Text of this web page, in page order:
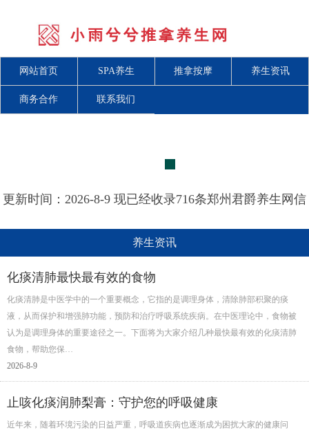
网站首页 SPA养生 推拿按摩 养生资讯
商务合作 联系我们
更新时间：2026-8-9 现已经收录716条郑州君爵养生网信
养生资讯
化痰清肺最快最有效的食物
化痰清肺是中医学中的一个重要概念，它指的是调理身体，清除肺部积聚的痰
液，从而保护和增强肺功能，预防和治疗呼吸系统疾病。在中医理论中，食物被
认为是调理身体的重要途径之一。下面将为大家介绍几种最快最有效的化痰清肺
食物，帮助您保…
2026-8-9
止咳化痰润肺梨膏：守护您的呼吸健康
近年来，随着环境污染的日益严重，呼吸道疾病也逐渐成为困扰大家的健康问